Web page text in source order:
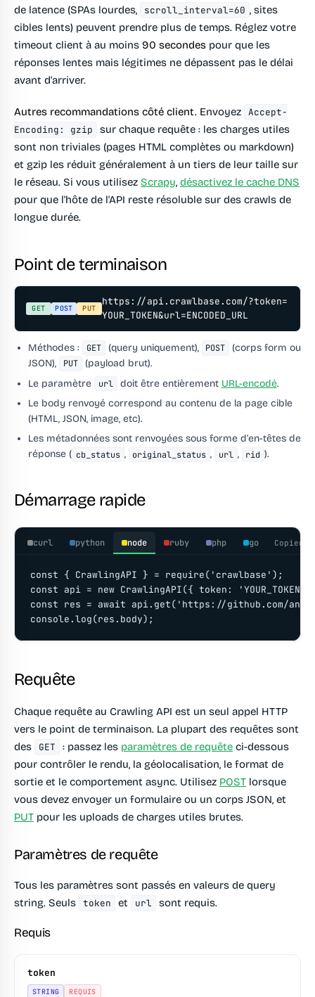
de latence (SPAs lourdes,
scroll_interval=60 , sites
cibles lents) peuvent prendre plus de temps. Réglez votre
timeout client à au moins 90 secondes pour que les
réponses lentes mais légitimes ne dépassent pas le délai
avant d'arriver.
Autres recommandations côté client. Envoyez Accept-
Encoding: gzip
sur chaque requête : les charges utiles
sont non triviales (pages HTML complètes ou markdown)
et gzip les réduit généralement à un tiers de leur taille sur
le réseau. Si vous utilisez Scrapy, désactivez le cache DNS
pour que l'hôte de l'API reste résoluble sur des crawls de
longue durée.
Point de terminaison
GET POST PUT
https://api.crawlbase.com/?token=
YOUR_TOKEN&url=ENCODED_URL
Méthodes : GET (query uniquement), POST
(corps form ou
JSON),
PUT
(payload brut).
Le paramètre
url doit être entièrement URL-encodé.
Le body renvoyé correspond au contenu de la page cible
(HTML, JSON, image, etc).
Les métadonnées sont renvoyées sous forme d'en-têtes de
réponse ( cb_status , original_status , url , rid ).
Démarrage rapide
curl python node ruby php go Copier
const { CrawlingAPI } = require('crawlbase');
const api = new CrawlingAPI({ token:
const res = await api.get('https://github.com/
console.log(res.body);
Requête
Chaque requête au Crawling API est un seul appel HTTP
vers le point de terminaison. La plupart des requêtes sont
des
GET : passez les paramètres de requête ci-dessous
pour contrôler le rendu, la géolocalisation, le format de
sortie et le comportement async. Utilisez POST lorsque
vous devez envoyer un formulaire ou un corps JSON, et
PUT pour les uploads de charges utiles brutes.
Paramètres de requête
Tous les paramètres sont passés en valeurs de query
string. Seuls token et url sont requis.
Requis
token
STRING REQUIS